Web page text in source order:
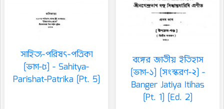
সাহিত্য-পরিষৎ-পত্রিকা
[ভাগ-৫] - Sahitya-
Parishat-Patrika [Pt. 5]
বঙ্গের জাতীয় ইতিহাস
[ভাগ-১] [সংস্করণ-২] -
Banger Jatiya Itihas
[Pt. 1] [Ed. 2]